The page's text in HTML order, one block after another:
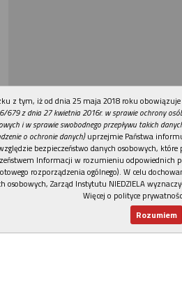
z tym, iż od dnia 25 maja 2018 roku obowiązuje
679 z dnia 27 kwietnia 2016r. w sprawie ochrony
i w sprawie swobodnego przepływu takich
o ochronie danych)uprzejmie Państwa
bezpieczeństwo danych osobowych,
Informacji w rozumieniu odpowiednich
rozporządzenia ogólnego). W celu
osobowych, Zarząd Instytutu NIEDZIELA
Więcej o polityce
Rozumiem